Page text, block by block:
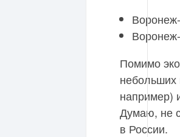
Помимо
небольших
например)
Думаю, не
в России.